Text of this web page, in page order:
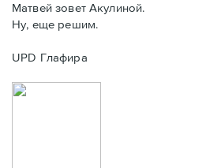
Матвей зовет Акулиной.
Ну, еще решим.
UPD Глафира